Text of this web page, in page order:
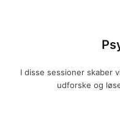
I disse sessioner skaber
udforske og